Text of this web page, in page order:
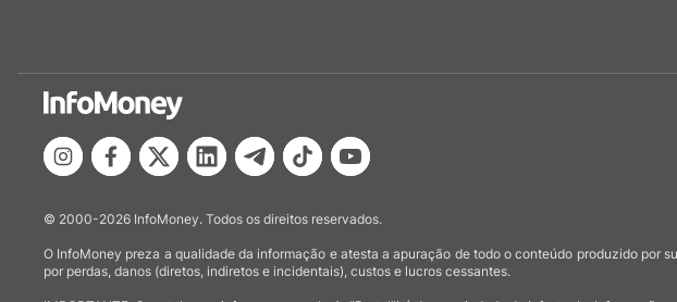
© 2000-2026 InfoMoney. Todos os direitos reservados.
O InfoMoney preza a qualidade da informação e atesta a apuração de todo o conteúdo produzido por
por perdas, danos (diretos, indiretos e incidentais), custos e lucros cessantes.